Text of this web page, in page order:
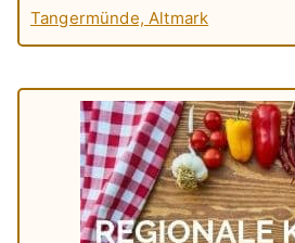
Tangermünde, Altmark